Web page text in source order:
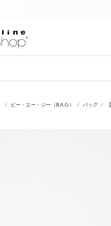
ビー・エー・ジー（B.A.G.） バッグ